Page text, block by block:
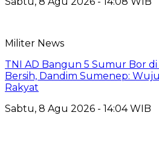
Militer News
TNI AD Bangun 5 Sumur Bor di
Bersih, Dandim Sumenep:
Rakyat
Sabtu, 8 Agu 2026 - 14:04 WIB